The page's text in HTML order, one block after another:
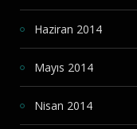
Haziran 2014
Mayıs 2014
Nisan 2014